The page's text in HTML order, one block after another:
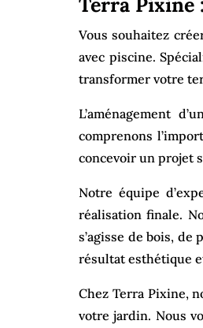
Vous souhaitez
avec piscine.
transformer votre
L’aménagement
comprenons
concevoir un projet
Notre équipe
réalisation finale.
s’agisse de bois,
résultat esthétique
Chez Terra Pixine,
votre jardin. Nous